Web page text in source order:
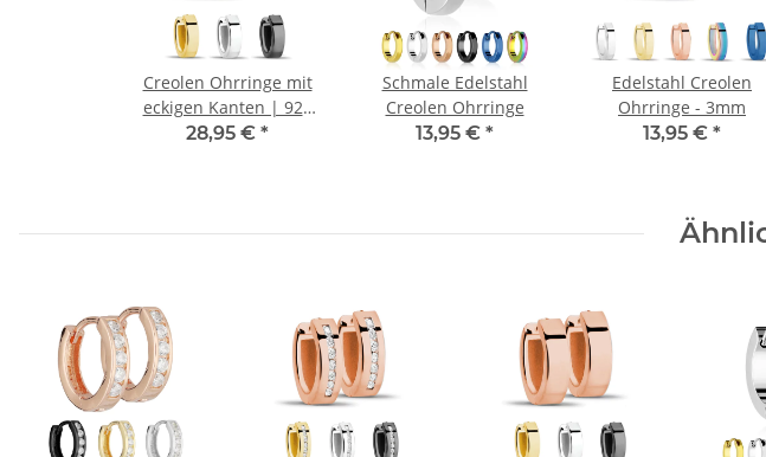
Creolen Ohrringe mit
eckigen Kanten | 925
Sterling Silber
28,95 € *
Schmale Edelstahl
Creolen Ohrringe
13,95 € *
Edelstahl Creolen
Ohrringe - 3mm
13,95 € *